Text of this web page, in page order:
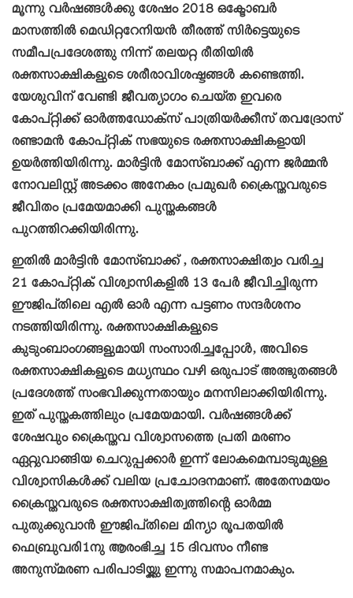
മൂന്നു വര്‍ഷങ്ങള്‍ക്കു ശേഷം 2018 ഒക്ടോബര്‍
മാസത്തില്‍ മെഡിറ്ററേനിയൻ തീരത്ത് സിര്‍ട്ടെയുടെ
സമീപപ്രദേശത്തു നിന്ന് തലയറ്റ രീതിയില്‍
രക്തസാക്ഷികളുടെ ശരീരാവിശഷ്ടങ്ങൾ കണ്ടെത്തി.
യേശുവിന് വേണ്ടി ജീവത്യാഗം ചെയ്ത ഇവരെ
കോപ്റ്റിക്ക് ഓർത്തഡോക്സ് പാത്രിയർക്കീസ് തവദ്രോസ്
രണ്ടാമൻ കോപ്റ്റിക് സഭയുടെ രക്തസാക്ഷികളായി
ഉയർത്തിയിരിന്നു. മാർട്ടിൻ മോസ്ബാക്ക് എന്ന ജർമ്മൻ
നോവലിസ്റ്റ് അടക്കം അനേകം പ്രമുഖര്‍ ക്രൈസ്തവരുടെ
ജീവിതം പ്രമേയമാക്കി പുസ്തകങ്ങള്‍
പുറത്തിറക്കിയിരിന്നു.
ഇതില്‍ മാർട്ടിൻ മോസ്ബാക്ക് , രക്തസാക്ഷിത്വം വരിച്ച
21 കോപ്റ്റിക് വിശ്വാസികളിൽ 13 പേർ ജീവിച്ചിരുന്ന
ഈജിപ്തിലെ എൽ ഓർ എന്ന പട്ടണം സന്ദര്‍ശനം
നടത്തിയിരിന്നു. രക്തസാക്ഷികളുടെ
കുടുംബാംഗങ്ങളുമായി സംസാരിച്ചപ്പോള്‍, അവിടെ
രക്തസാക്ഷികളുടെ മധ്യസ്ഥം വഴി ഒരുപാട് അത്ഭുതങ്ങൾ
പ്രദേശത്ത് സംഭവിക്കുന്നതായും മനസിലാക്കിയിരിന്നു.
ഇത് പുസ്തകത്തിലും പ്രമേയമായി. വർഷങ്ങൾക്ക്
ശേഷവും ക്രൈസ്തവ വിശ്വാസത്തെ പ്രതി മരണം
ഏറ്റുവാങ്ങിയ ചെറുപ്പക്കാർ ഇന്ന് ലോകമെമ്പാടുമുള്ള
വിശ്വാസികൾക്ക് വലിയ പ്രചോദനമാണ്. അതേസമയം
ക്രൈസ്തവരുടെ രക്തസാക്ഷിത്വത്തിന്റെ ഓര്‍മ്മ
പുതുക്കുവാന്‍ ഈജിപ്തിലെ മിന്യാ രൂപതയില്‍
ഫെബ്രുവരി1നു ആരംഭിച്ച 15 ദിവസം നീണ്ട
അനുസ്മരണ പരിപാടിയ്ക്കു ഇന്നു സമാപനമാകും.